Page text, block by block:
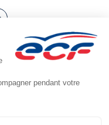
fenêtre)
(nouvelle fenêtre)
(nouvelle fenêtre)
Tous droits réservés